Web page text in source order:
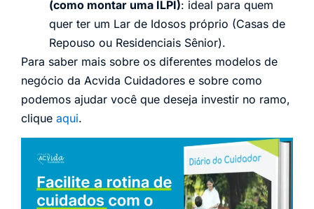
(como montar uma ILPI): ideal para quem
quer ter um Lar de Idosos próprio (Casas de
Repouso ou Residenciais Sênior).
Para saber mais sobre os diferentes modelos de
negócio da Acvida Cuidadores e sobre como
podemos ajudar você que deseja investir no ramo,
clique aqui.